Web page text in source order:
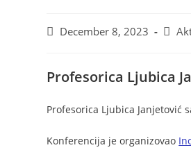
December 8, 2023
Profesorica Ljubica
Profesorica Ljubica Janjetović
Konferencija je organizovao